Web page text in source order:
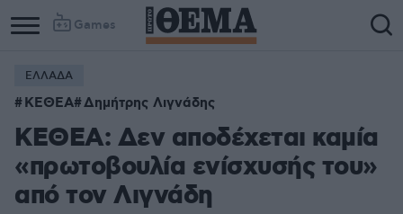
Games
ΕΛΛΑΔΑ
ΚΕΘΕΑ Δημήτρης Λιγνάδης
ΚΕΘΕΑ: Δεν αποδέχεται καμία
«πρωτοβουλία ενίσχυσής του»
από τον Λιγνάδη